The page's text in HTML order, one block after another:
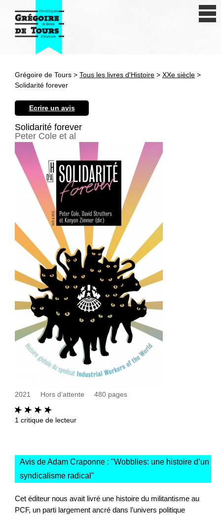
Antiquité
Révolution et XIXe siècle
XXe siècle
Autres civilisations
Thématiques
Grégoire de Tours > Tous les livres d'Histoire > XXe siècle >
Solidarité forever
Ecrire un avis
Solidarité forever
Peter Cole et al
2021 Hors d’attente 480 pages
1 critique de lecteur
Avis de Adam Craponne : "Wobblies: une histoire d’un
syndicalisme radical "
Cet éditeur nous avait livré une histoire du militantisme au
PCF, un parti largement ancré dans l’univers politique